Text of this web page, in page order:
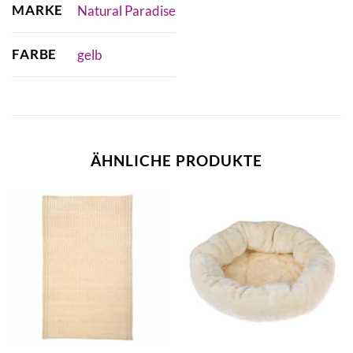
MARKE Natural Paradise
FARBE gelb
ÄHNLICHE PRODUKTE